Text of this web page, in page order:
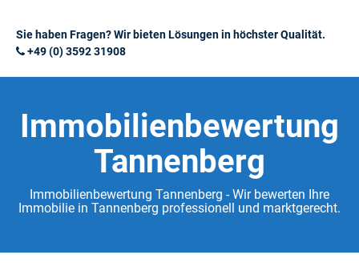
Sie haben Fragen? Wir bieten Lösungen in höchster Qualität.
+49 (0) 3592 31908
Immobilienbewertung
Tannenberg
Immobilienbewertung Tannenberg - Wir bewerten Ihre
Immobilie in Tannenberg professionell und marktgerecht.